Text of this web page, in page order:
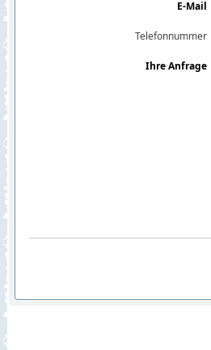
E-Mail
Telefonnummer
Ihre Anfrage